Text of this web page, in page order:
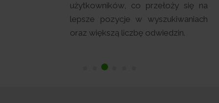
użytkowników, co przełoży się na
lepsze pozycje w wyszukiwaniach
oraz większą liczbę odwiedzin.